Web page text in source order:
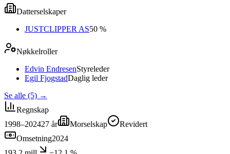
Datterselskaper
JUSTCLIPPER AS50 %
Nøkkelroller
Edvin EndresenStyreleder
Egil FjogstadDaglig leder
Se alle (5) →
Regnskap
1998–202427 år Morselskap
Revidert
Omsetning2024